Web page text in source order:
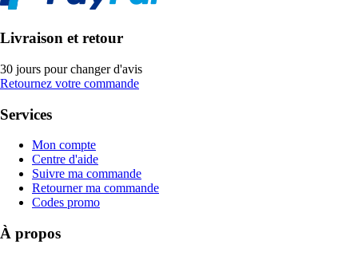
Livraison et retour
30 jours pour changer d'avis
Retournez votre commande
Services
Mon compte
Centre d'aide
Suivre ma commande
Retourner ma commande
Codes promo
À propos